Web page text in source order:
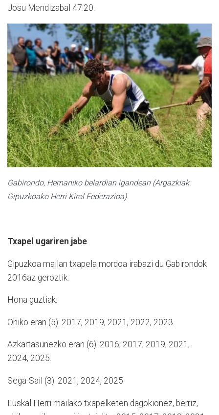
Josu Mendizabal 47:20.
Gabirondo, Hernaniko belardian igandean (Argazkiak:
Gipuzkoako Herri Kirol Federazioa)
Txapel ugariren jabe
Gipuzkoa mailan txapela mordoa irabazi du Gabirondok
2016az geroztik.
Hona guztiak:
Ohiko eran (5): 2017, 2019, 2021, 2022, 2023.
Azkartasunezko eran (6): 2016, 2017, 2019, 2021,
2024, 2025.
Sega-Sail (3): 2021, 2024, 2025.
Euskal Herri mailako txapelketen dagokionez, berriz,